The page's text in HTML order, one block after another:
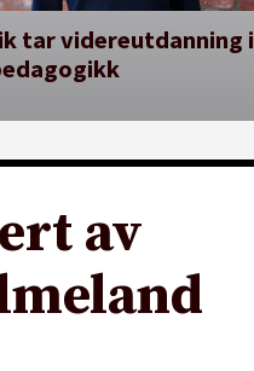
tar videreutdanning i
av